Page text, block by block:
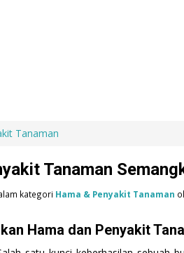
Tanaman
Tanaman
kategori Hama & Penyakit Tanaman
Hama dan Penyakit